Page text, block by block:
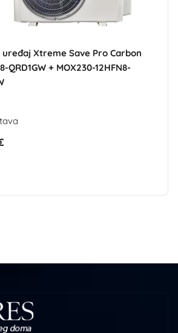
Xtreme Save Pro Carbon
QRD1GW + MOX230-12HFN8-